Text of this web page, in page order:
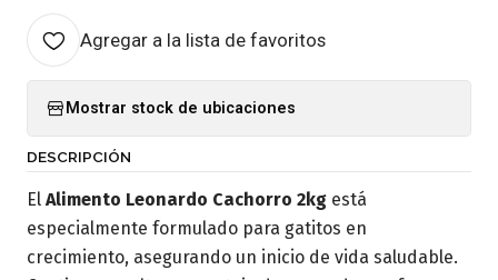
Agregar a la lista de favoritos
Mostrar stock de ubicaciones
DESCRIPCIÓN
El Alimento Leonardo Cachorro 2kg está
especialmente formulado para gatitos en
crecimiento, asegurando un inicio de vida saludable.